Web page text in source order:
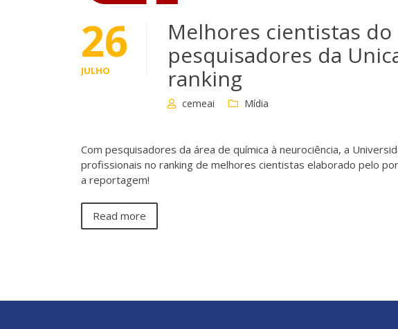
26
JULHO
Melhores cientistas
pesquisadores da
ranking
cemeai Mídia
Com pesquisadores da área de química à neurociência, a
profissionais no ranking de melhores cientistas elaborado pelo
a reportagem!
Read more